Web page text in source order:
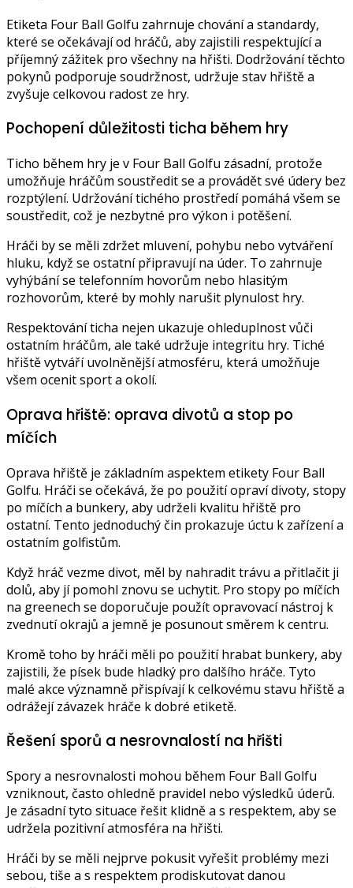
Etiketa Four Ball Golfu zahrnuje chování a standardy,
které se očekávají od hráčů, aby zajistili respektující a
příjemný zážitek pro všechny na hřišti. Dodržování těchto
pokynů podporuje soudržnost, udržuje stav hřiště a
zvyšuje celkovou radost ze hry.
Pochopení důležitosti ticha během hry
Ticho během hry je v Four Ball Golfu zásadní, protože
umožňuje hráčům soustředit se a provádět své údery bez
rozptýlení. Udržování tichého prostředí pomáhá všem se
soustředit, což je nezbytné pro výkon i potěšení.
Hráči by se měli zdržet mluvení, pohybu nebo vytváření
hluku, když se ostatní připravují na úder. To zahrnuje
vyhýbání se telefonním hovorům nebo hlasitým
rozhovorům, které by mohly narušit plynulost hry.
Respektování ticha nejen ukazuje ohleduplnost vůči
ostatním hráčům, ale také udržuje integritu hry. Tiché
hřiště vytváří uvolněnější atmosféru, která umožňuje
všem ocenit sport a okolí.
Oprava hřiště: oprava divotů a stop po
míčích
Oprava hřiště je základním aspektem etikety Four Ball
Golfu. Hráči se očekává, že po použití opraví divoty, stopy
po míčích a bunkery, aby udrželi kvalitu hřiště pro
ostatní. Tento jednoduchý čin prokazuje úctu k zařízení a
ostatním golfistům.
Když hráč vezme divot, měl by nahradit trávu a přitlačit ji
dolů, aby jí pomohl znovu se uchytit. Pro stopy po míčích
na greenech se doporučuje použít opravovací nástroj k
zvednutí okrajů a jemně je posunout směrem k centru.
Kromě toho by hráči měli po použití hrabat bunkery, aby
zajistili, že písek bude hladký pro dalšího hráče. Tyto
malé akce významně přispívají k celkovému stavu hřiště a
odrážejí závazek hráče k dobré etiketě.
Řešení sporů a nesrovnalostí na hřišti
Spory a nesrovnalosti mohou během Four Ball Golfu
vzniknout, často ohledně pravidel nebo výsledků úderů.
Je zásadní tyto situace řešit klidně a s respektem, aby se
udržela pozitivní atmosféra na hřišti.
Hráči by se měli nejprve pokusit vyřešit problémy mezi
sebou, tiše a s respektem prodiskutovat danou